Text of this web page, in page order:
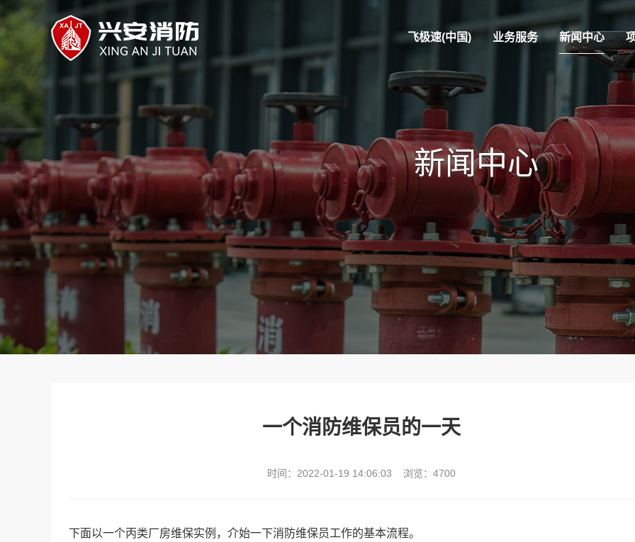
飞极速(中国) 业务服务 新闻中心
新闻中心
一个消防维保员的一天
时间：2022-01-19 14:06:03 浏览：4700
下面以一个丙类厂房维保实例，介始一下消防维保员工作的基本流程。